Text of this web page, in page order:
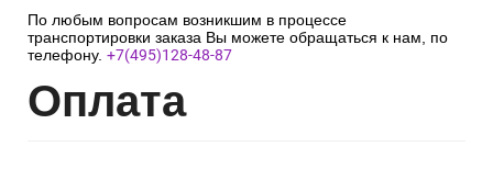
По любым вопросам возникшим в процессе
транспортировки заказа Вы можете обращаться к нам, по
телефону. +7(495)128-48-87
Оплата